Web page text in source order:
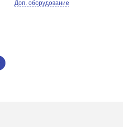
Доп. оборудование